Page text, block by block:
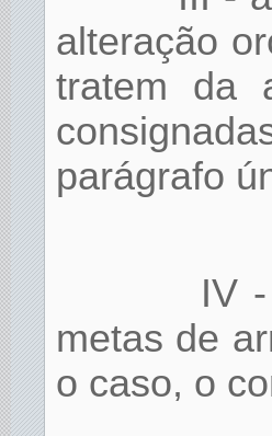
alteração
tratem da
parágrafo
IV
metas de
o caso, o